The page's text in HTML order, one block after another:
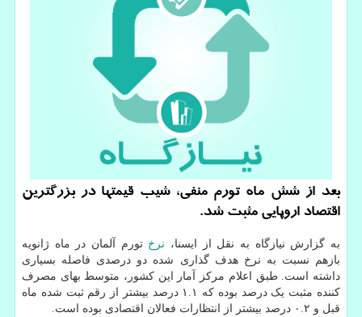
بعد از شش ماه تورم منفی، شیب قیمتها در بزرگترین
اقتصاد اروپایی مثبت شد.
به گزارش نیازگاه به نقل از ایسنا، نرخ تورم آلمان در ماه ژانویه
بازهم نسبت به نرخ هدف گذاری شده دو درصدی فاصله بسیاری
داشته است. طبق اعلام مرکز آمار این کشور، متوسط بهای مصرف
کننده مثبت یک درصد بوده که ۱.۱ درصد بیشتر از رقم ثبت شده ماه
قبل و ۰.۲ درصد بیشتر از انتظارات فعالان اقتصادی بوده است.